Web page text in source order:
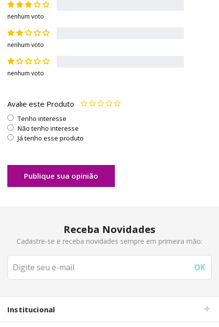
nenhum voto
nenhum voto
nenhum voto
Avalie este Produto
Tenho interesse
Não tenho interesse
Já tenho esse produto
Publique sua opinião
Receba Novidades
Cadastre-se e receba novidades sempre em primeira mão:
Institucional